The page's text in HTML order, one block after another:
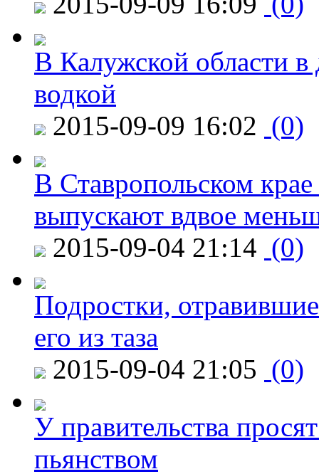
В Калужской области в
водкой
2015-09-09 16:02 (0)
В Ставропольском
выпускают вдвое
2015-09-04 21:14 (0)
Подростки,
его из таза
2015-09-04 21:05 (0)
У правительства
пьянством